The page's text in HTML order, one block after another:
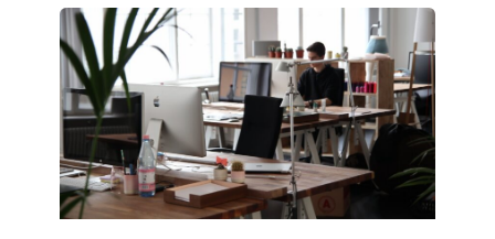
ИСТОРИИ
ЗАВОЕВАЛА
МЕДАЛЬ
НА
МЕЖДУНАРОДНОЙ
ОЛИМПИАДЕ
ПО
ИИ